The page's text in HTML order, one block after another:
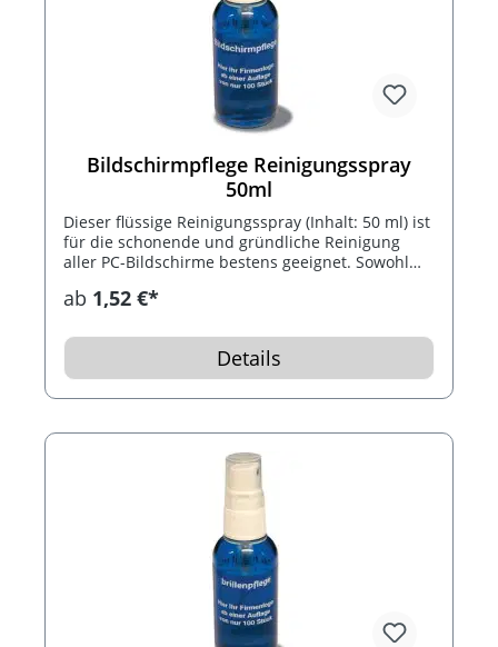
Bildschirmpflege Reinigungsspray
50ml
Dieser flüssige Reinigungsspray (Inhalt: 50 ml) ist
für die schonende und gründliche Reinigung
aller PC-Bildschirme bestens geeignet. Sowohl
können mit der Bildschirmpflege gepflegt
ab 1,52 €*
Details